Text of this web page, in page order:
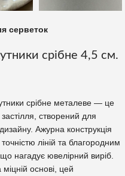
серветок
срібне 4,5 см.
срібне металеве — це
створений для
Ажурна конструкція
ліній та благородним
нагадує ювелірний виріб.
основі, цей